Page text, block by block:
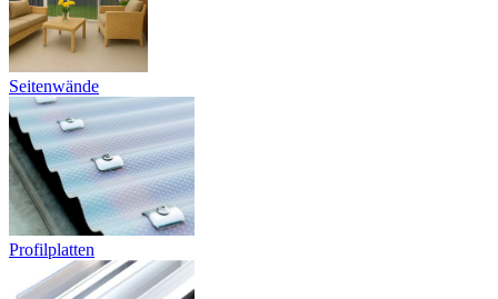
Seitenwände
Profilplatten